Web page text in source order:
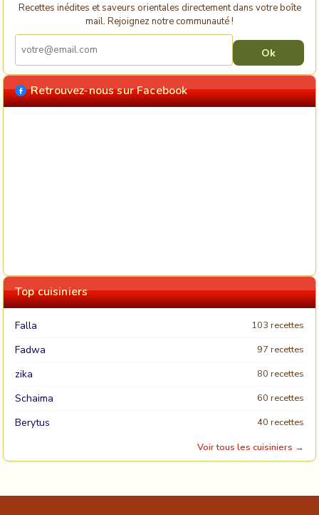
Recettes inédites et saveurs orientales directement dans votre boîte
mail. Rejoignez notre communauté !
Retrouvez-nous sur Facebook
Top cuisiniers
Falla 103 recettes
Fadwa 97 recettes
zika 80 recettes
Schaima 60 recettes
Berytus
40 recettes
Voir tous les cuisiniers →